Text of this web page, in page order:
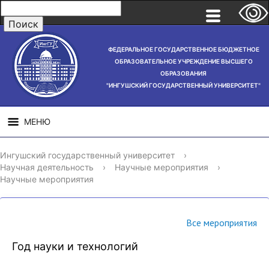
ФЕДЕРАЛЬНОЕ ГОСУДАРСТВЕННОЕ БЮДЖЕТНОЕ
ОБРАЗОВАТЕЛЬНОЕ УЧРЕЖДЕНИЕ ВЫСШЕГО
ОБРАЗОВАНИЯ
"ИНГУШСКИЙ ГОСУДАРСТВЕННЫЙ УНИВЕРСИТЕТ"
МЕНЮ
СВЕДЕНИЯ ОБ
ОБРАЗОВАТЕЛЬНОЙ
ОРГАНИЗАЦИИ
НАУЧНАЯ
ДЕЯТЕЛЬНОСТЬ
Ингушский государственный университет
›
Научная деятельность
› Научные мероприятия
›
Научные мероприятия
Все мероприятия
Год науки и технологий